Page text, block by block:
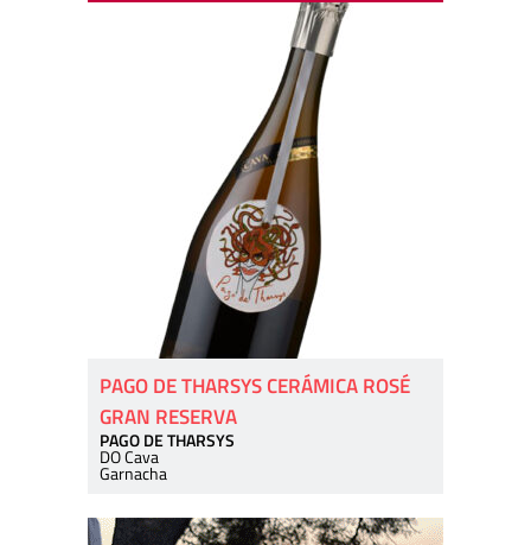
PAGO DE THARSYS CERÁMICA ROSÉ
GRAN RESERVA
PAGO DE THARSYS
DO Cava
Garnacha